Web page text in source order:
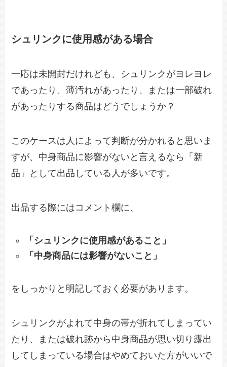
シュリンクに使用感がある場合
一応は未開封だけれども、シュリンクがヨレヨレ
であったり、薄汚れがあったり、または一部破れ
があったりする商品はどうでしょうか？
このケースは人によって判断が分かれると思いま
すが、中身商品に影響がないと言えるなら「新
品」として出品している人が多いです。
出品する際にはコメント欄に、
「シュリンクに使用感があること」
「中身商品には影響がないこと」
をしっかりと明記しておく必要があります。
シュリンクがよれて中身の帯が折れてしまってい
たり、または破れ跡から中身商品が思い切り露出
してしまっている場合はやめておいた方がいいで